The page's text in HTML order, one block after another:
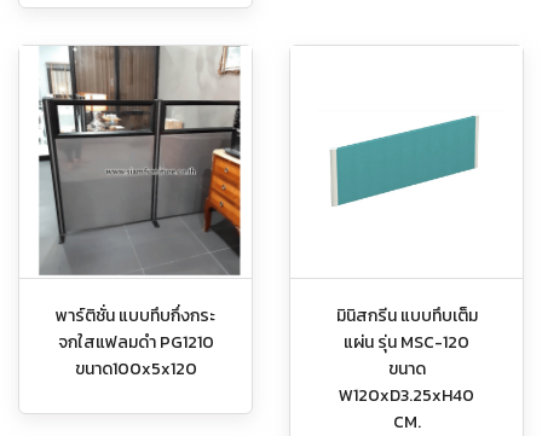
พาร์ติชั่น แบบทึบกึ่งกระ
จกใสแฟลมดำ PG1210
ขนาด100x5x120
มินิสกรีน แบบทึบเต็ม
แผ่น รุ่น MSC-120
ขนาด
W120xD3.25xH40
CM.